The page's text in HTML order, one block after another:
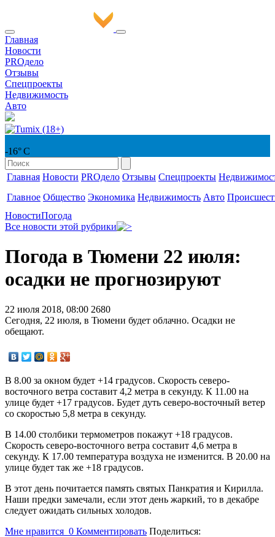
Главная
Новости
PROдело
Отзывы
Спецпроекты
Недвижимость
Авто
-16° С
Главная Новости PROдело Отзывы Спецпроекты
Главное Общество Экономика Недвижимость Авто
НовостиПогода
Все новости этой рубрики
Погода в Тюмени 22 июля:
осадки не прогнозируют
22 июля 2018, 08:00 2680
Сегодня, 22 июля, в Тюмени будет облачно. Осадки не
обещают.
В 8.00 за окном будет +14 градусов. Скорость северо-
восточного ветра составит 4,2 метра в секунду. К 11.00 на
улице будет +17 градусов. Будет дуть северо-восточный ветер
со скоростью 5,8 метра в секунду.
В 14.00 столбики термометров покажут +18 градусов.
Скорость северо-восточного ветра составит 4,6 метра в
секунду. К 17.00 температура воздуха не изменится. В 20.00 на
улице будет так же +18 градусов.
В этот день почитается память святых Панкратия и Кирилла.
Наши предки замечали, если этот день жаркий, то в декабре
следует ожидать сильных холодов.
Мне нравится 0 Комментировать Поделиться: